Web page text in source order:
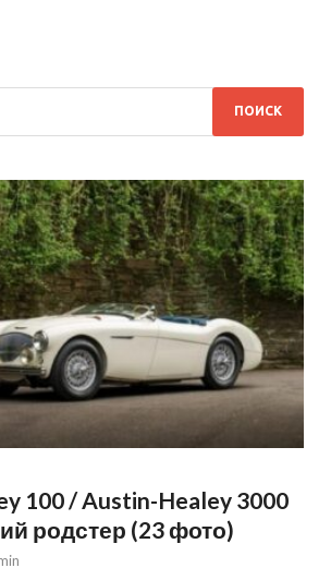
100 / Austin-Healey 3000
родстер (23 фото)